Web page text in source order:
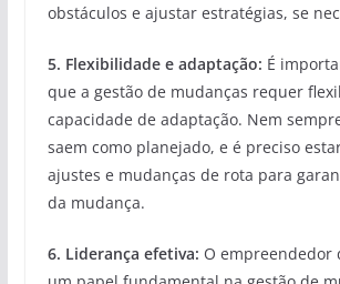
obstáculos e ajustar estratégias, se
5. Flexibilidade e adaptação: É
que a gestão de mudanças requer
capacidade de adaptação. Nem
saem como planejado, e é preciso
ajustes e mudanças de rota para
da mudança.
6. Liderança efetiva: O empreendedor